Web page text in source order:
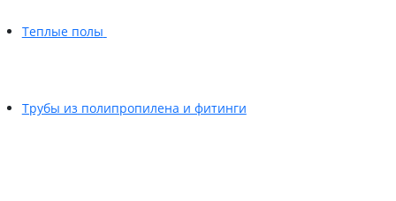
Теплые полы
Трубы из полипропилена и фитинги